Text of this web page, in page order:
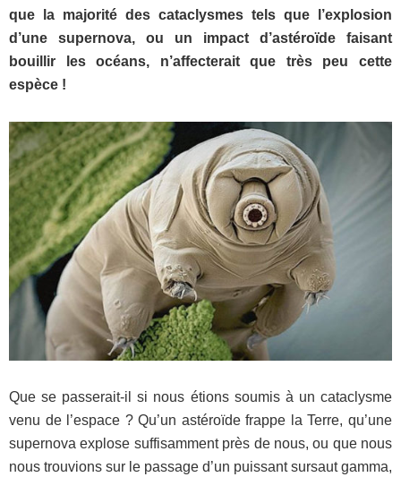
que la majorité des cataclysmes tels que l’explosion
d’une supernova, ou un impact d’astéroïde faisant
bouillir les océans, n’affecterait que très peu cette
espèce !
Que se passerait-il si nous étions soumis à un cataclysme
venu de l’espace ? Qu’un astéroïde frappe la Terre, qu’une
supernova explose suffisamment près de nous, ou que nous
nous trouvions sur le passage d’un puissant sursaut gamma,